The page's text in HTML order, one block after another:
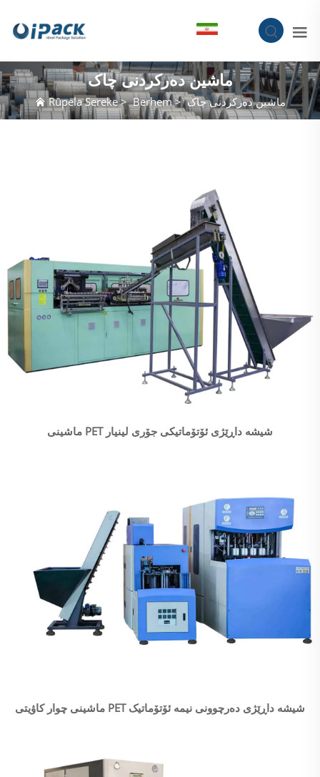
ماشین دەرکردنی چاک
Rûpela Sereke>Berhem>ماشین دەرکردنی چاک
ماشینی PET شیشە داڕێژی ئۆتۆماتیکی جۆری لینیار
ماشینی چوار کاۋیتی PET شیشە داڕێژی دەرچوونی نیمە ئۆتۆماتیک